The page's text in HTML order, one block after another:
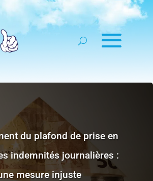
du plafond de prise en
indemnités journalières :
mesure injuste